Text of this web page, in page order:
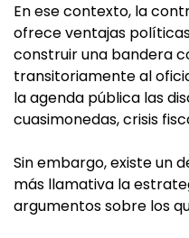
En ese contexto, la
ofrece ventajas
construir una bandera
transitoriamente al
la agenda pública las
cuasimonedas, crisis
Sin embargo, existe un
más llamativa la
argumentos sobre los